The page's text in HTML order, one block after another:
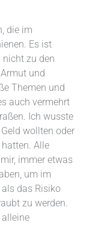
die im
Es ist
zu den
und
Themen und
auch vermehrt
Ich wusste
wollten oder
Alle
immer etwas
um im
das Risiko
zu werden.